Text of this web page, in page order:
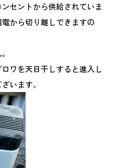
セントから供給されていま
から切り離しできますの
ワを天日干しすると進入し
います。